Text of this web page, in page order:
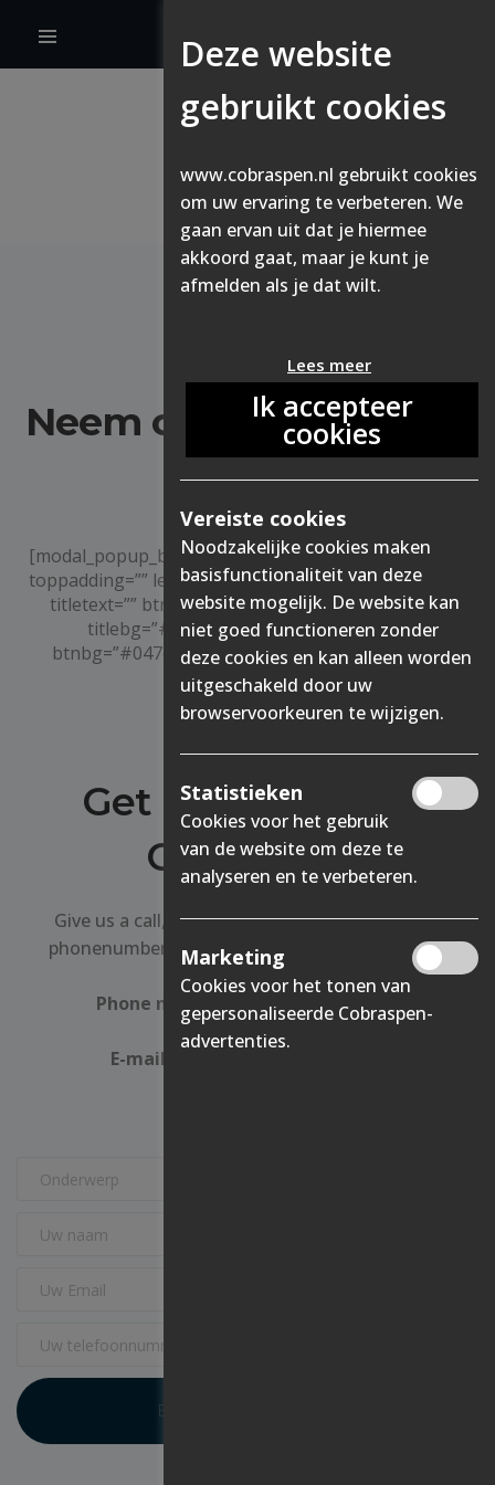
GEÏNTERESSEERD?
Neem contact met ons
op!
[modal_popup_box top=”” width=”” btnalign=”center”
toppadding=”” leftpadding=”” btnsize=”” btnradius=””
titletext=”” btntext=”Contact” bodybg=”#bfbfbf”
titlebg=”#ffffff” titleborder=”#b2b2b2″
btnbg=”#047cb1″ bgclr=”#ffffff” btnclr=”#ffffff”
caption_url=””]
Get in touch with
Cobraspen
Give us a call, send us a message or leave your
phonenumber with us and we’ll get back to you
Phone number +31 (0)23 527 15 55
E-mailadres
Deze website
gebruikt cookies
www.cobraspen.nl gebruikt cookies
om uw ervaring te verbeteren. We
gaan ervan uit dat je hiermee
akkoord gaat, maar je kunt je
afmelden als je dat wilt.
Lees meer
Ik accepteer
cookies
Vereiste cookies
Noodzakelijke cookies maken
basisfunctionaliteit van deze
website mogelijk. De website kan
niet goed functioneren zonder
deze cookies en kan alleen worden
uitgeschakeld door uw
browservoorkeuren te wijzigen.
Statistieken
Cookies voor het gebruik
van de website om deze te
analyseren en te verbeteren.
Marketing
Cookies voor het tonen van
gepersonaliseerde Cobraspen-
advertenties.